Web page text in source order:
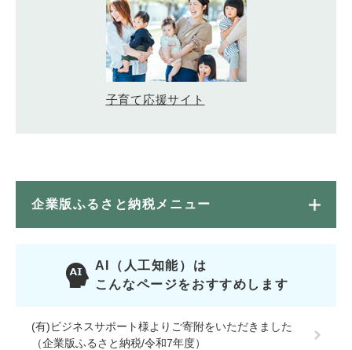
子育て応援サイト
企業版ふるさと納税メニュー
AI（人工知能）は
こんなページをおすすめします
(有)ビジネスサポート様よりご寄附をいただきました
（企業版ふるさと納税/令和7年度）